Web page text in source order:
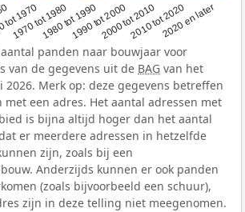
1970
1970 tot 19801980 tot 19901990 tot 20002000 tot 20102010 tot 20202020 en later
panden naar bouwjaar voor
van de gegevens uit de BAG van het
2026. Merk op: deze gegevens betreffen
een adres. Het aantal adressen met
is bijna altijd hoger dan het aantal
er meerdere adressen in hetzelfde
zijn, zoals bij een
Anderzijds kunnen er ook panden
(zoals bijvoorbeeld een schuur),
zijn in deze telling niet meegenomen.